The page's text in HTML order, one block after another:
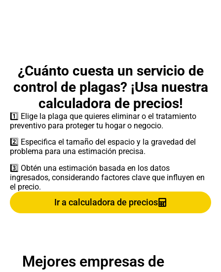
¿Cuánto cuesta un servicio de
control de plagas? ¡Usa nuestra
calculadora de precios!
1️⃣ Elige la plaga que quieres eliminar o el tratamiento
preventivo para proteger tu hogar o negocio.
2️⃣ Especifica el tamaño del espacio y la gravedad del
problema para una estimación precisa.
3️⃣ Obtén una estimación basada en los datos
ingresados, considerando factores clave que influyen en
el precio.
Ir a calculadora de precios
Mejores empresas de